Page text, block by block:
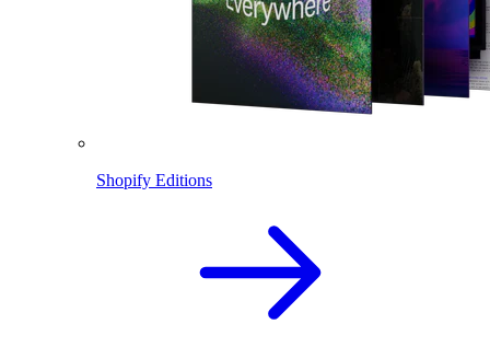
Shopify Editions